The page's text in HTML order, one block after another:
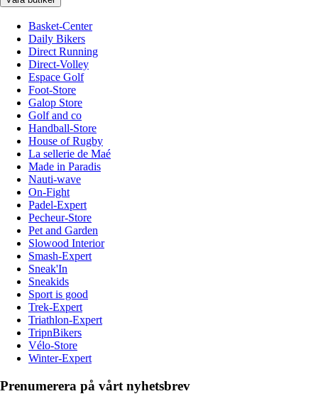
Basket-Center
Daily Bikers
Direct Running
Direct-Volley
Espace Golf
Foot-Store
Galop Store
Golf and co
Handball-Store
House of Rugby
La sellerie de Maé
Made in Paradis
Nauti-wave
On-Fight
Padel-Expert
Pecheur-Store
Pet and Garden
Slowood Interior
Smash-Expert
Sneak'In
Sneakids
Sport is good
Trek-Expert
Triathlon-Expert
TripnBikers
Vélo-Store
Winter-Expert
Prenumerera på vårt nyhetsbrev